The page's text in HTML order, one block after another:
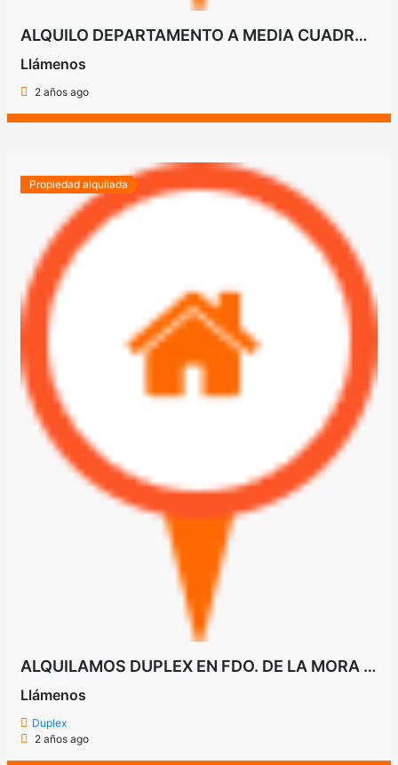
ALQUILO DEPARTAMENTO A MEDIA CUADRA DE LA AVDA. FERNANDO LA MORA
Llámenos
2 años ago
Propiedad alquilada
ALQUILAMOS DUPLEX EN FDO. DE LA MORA ZONA NORTE A PASOS DE AVDA. SANTA TERESA
Llámenos
Duplex
2 años ago